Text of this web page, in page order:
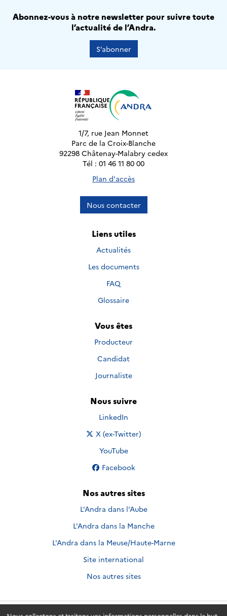
Abonnez-vous à notre newsletter pour suivre toute
l’actualité de l’Andra.
S’abonner
1/7, rue Jean Monnet
Parc de la Croix-Blanche
92298 Châtenay-Malabry cedex
Tél : 01 46 11 80 00
Plan d'accès
Nous contacter
Liens utiles
Actualités
Les documents
FAQ
Glossaire
Vous êtes
Producteur
Candidat
Journaliste
Nous suivre
Nous suivre sur
LinkedIn
Nous suivre sur
X (ex-Twitter)
Nous suivre sur
YouTube
Nous suivre sur
Facebook
Nos autres sites
L'Andra dans l'Aube
L'Andra dans la Manche
L'Andra dans la Meuse/Haute-Marne
Site international
Nos autres sites